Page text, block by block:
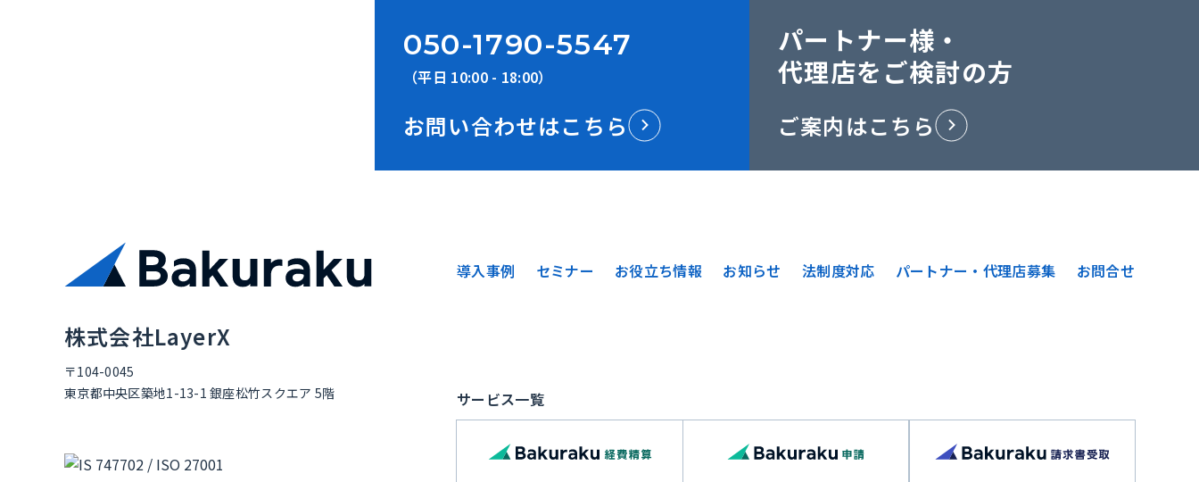
050-1790-5547
（平日 10:00 - 18:00）
お問い合わせはこちら
パートナー様・
代理店をご検討の方
ご案内はこちら
株式会社LayerX
〒104-0045
東京都中央区築地1-13-1 銀座松竹スクエア 5階
導入事例 セミナー お役立ち情報 お知らせ 法制度対応 パートナー・代理店募集 お問合せ
サービス一覧